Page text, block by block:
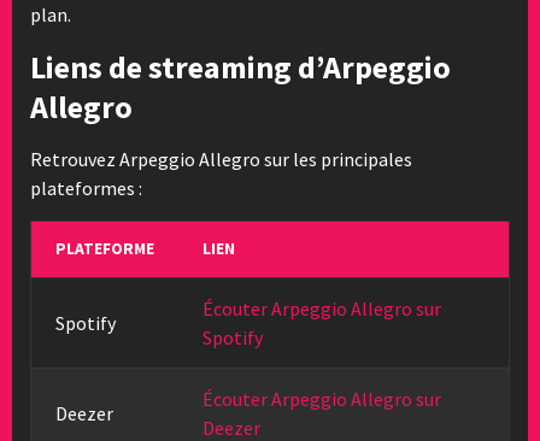
plan.
Liens de streaming d’Arpeggio
Allegro
Retrouvez Arpeggio Allegro sur les principales
plateformes :
PLATEFORME LIEN
Spotify
Écouter Arpeggio Allegro sur
Spotify
Deezer
Écouter Arpeggio Allegro sur
Deezer